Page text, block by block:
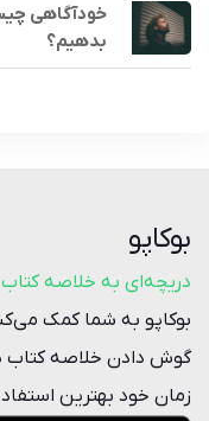
خودآگاهی
بدهیم؟
بوکاپو
دریچه‌ای به خلاصه کتاب‌
بوکاپو به شما کمک
گوش دادن خلاصه‌ کتاب
زمان خود بهترین